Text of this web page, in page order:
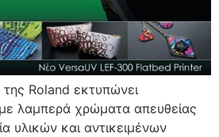
Roland εκτυπώνει
με λαμπερά χρώματα απευθείας
υλικών και αντικειμένων